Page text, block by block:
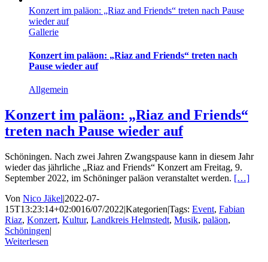
Konzert im paläon: „Riaz and Friends“ treten nach Pause
wieder auf
Gallerie
Konzert im paläon: „Riaz and Friends“ treten nach
Pause wieder auf
Allgemein
Konzert im paläon: „Riaz and Friends“
treten nach Pause wieder auf
Schöningen. Nach zwei Jahren Zwangspause kann in diesem Jahr
wieder das jährliche „Riaz and Friends“ Konzert am Freitag, 9.
September 2022, im Schöninger paläon veranstaltet werden. […]
Von Nico Jäkel|2022-07-
15T13:23:14+02:0016/07/2022|Kategorien|Tags: Event, Fabian
Riaz, Konzert, Kultur, Landkreis Helmstedt, Musik, paläon,
Schöningen|
Weiterlesen